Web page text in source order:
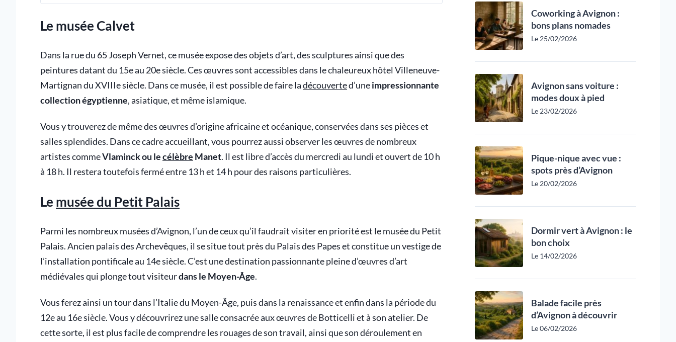
Le musée Calvet
Dans la rue du 65 Joseph Vernet, ce musée expose des objets d’art, des sculptures ainsi que des
peintures datant du 15e au 20e siècle. Ces œuvres sont accessibles dans le chaleureux hôtel Villeneuve-
Martignan du XVIIIe siècle. Dans ce musée, il est possible de faire ladécouverted’uneimpressionnante
collection égyptienne, asiatique, et même islamique.
Vous y trouverez de même des œuvres d’origine africaine et océanique, conservées dans ses pièces et
salles splendides. Dans ce cadre accueillant, vous pourrez aussi observer les œuvres de nombreux
artistes commeVlaminck ou lecélèbre Manet. Il est libre d’accès du mercredi au lundi et ouvert de 10 h
à 18 h. Il restera toutefois fermé entre 13 h et 14 h pour des raisons particulières.
Le musée du Petit Palais
Parmi les nombreux musées d’Avignon, l’un de ceux qu’il faudrait visiter en priorité est le musée du Petit
Palais. Ancien palais des Archevêques, il se situe tout près du Palais des Papes et constitue un vestige de
l’installation pontificale au 14e siècle. C’est une destination passionnante pleine d’œuvres d’art
médiévales qui plonge tout visiteurdans le Moyen-Âge.
Vous ferez ainsi un tour dans l’Italie du Moyen-Âge, puis dans la renaissance et enfin dans la période du
12e au 16e siècle. Vous y découvrirez une salle consacrée aux œuvres de Botticelli et à son atelier. De
cette sorte, il est plus facile de comprendre les rouages de son travail, ainsi que son déroulement en
Coworking à Avignon :
bons plans nomades
Le 25/02/2026
Avignon sans voiture :
modes doux à pied
Le 23/02/2026
Pique-nique avec vue :
spots près d’Avignon
Le 20/02/2026
Dormir vert à Avignon : le
bon choix
Le 14/02/2026
Balade facile près
d’Avignon à découvrir
Le 06/02/2026